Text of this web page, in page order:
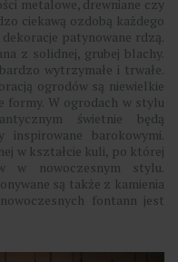
metalowe, drewniane czy
ciekawą ozdobą każdego
patynowane rdzą.
z solidnej, grubej blachy.
wytrzymałe i trwałe.
ogrodów są niewielkie
formy. W ogrodach w stylu
świetnie będą
inspirowane barokowymi.
w kształcie kuli, po której
w nowoczesnym stylu.
są także z kamienia
fontann jest